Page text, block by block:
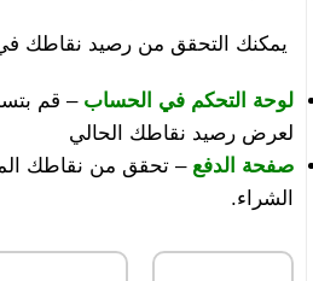
يمكنك التحقق من رصيد نقاطك
لوحة التحكم في الحساب – قم
لعرض رصيد نقاطك الحالي
صفحة الدفع – تحقق من نقاطك
الشراء.